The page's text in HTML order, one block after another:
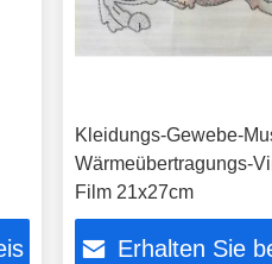
Kleidungs-Gewebe-
Wärmeübertragungs-
Film 21x27cm
Erhalten Sie